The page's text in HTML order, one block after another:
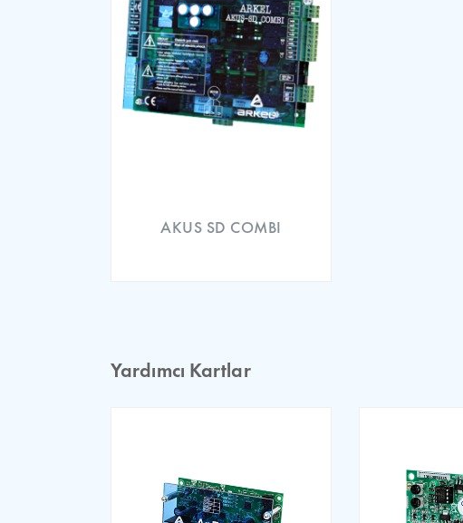
ARL 300 EU Declaration of
AKUS SD COMBI
Yardımcı Kartlar